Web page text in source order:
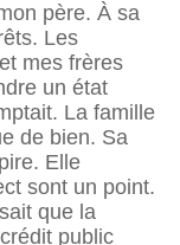
père. À sa
Les
mes frères
un état
La famille
de bien. Sa
Elle
sont un point.
que la
public